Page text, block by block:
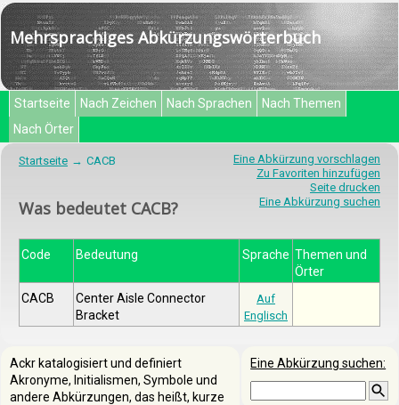
Mehrsprachiges Abkürzungswörterbuch
Startseite Nach Zeichen Nach Sprachen
Nach Themen
Nach Örter
Eine Abkürzung vorschlagen
Zu Favoriten hinzufügen
Seite drucken
Eine Abkürzung suchen
Startseite CACB
Was bedeutet CACB?
Code Bedeutung Sprache Themen und
Örter
CACB
Center Aisle Connector
Bracket
Auf
Englisch
Eine Abkürzung suchen:
Ackr katalogisiert und definiert
Akronyme, Initialismen, Symbole und
andere Abkürzungen, das heißt, kurze